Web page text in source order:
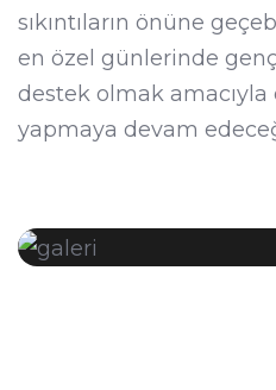
sıkıntıların önüne
en özel günlerinde
destek olmak
yapmaya devam